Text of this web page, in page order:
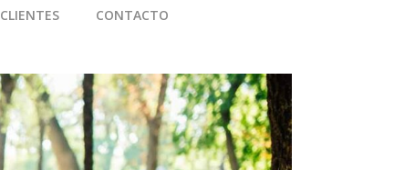
CLIENTES CONTACTO